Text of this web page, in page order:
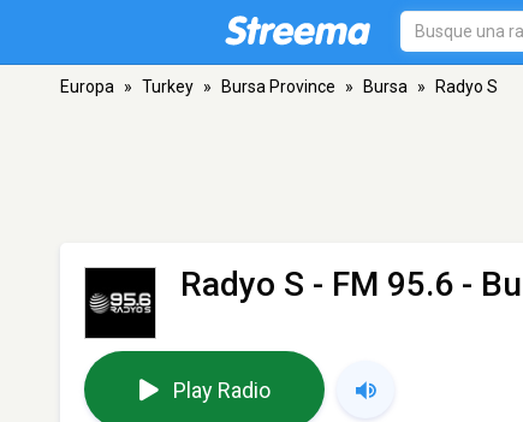
Europa » Turkey » Bursa Province » Bursa » Radyo S
Radyo S - FM 95.6 -
Play Radio